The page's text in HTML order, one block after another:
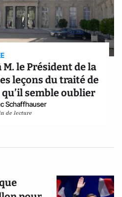
le Président de la
leçons du traité de
qu’il semble oublier
Schaffhauser
de lecture